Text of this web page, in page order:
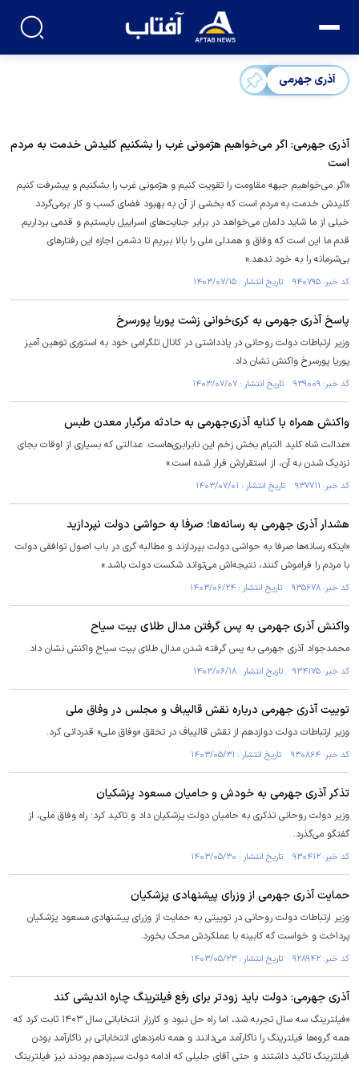
آذری جهرمی
آذری جهرمی: اگر می‌خواهیم هژمونی غرب را بشکنیم کلیدش خدمت به مردم
است
«اگر می‌خواهیم جبهه مقاومت را تقویت کنیم و هژمونی غرب را بشکنیم و پیشرفت کنیم
کلیدش خدمت به مردم است که بخشی از آن به بهبود فضای کسب و کار برمی‌گردد.
خیلی از ما شاید دلمان می‌خواهد در برابر جنایت‌های اسراییل بایستیم و قدمی برداریم.
قدم ما این است که وفاق و همدلی ملی را بالا ببریم تا دشمن اجازه این رفتارهای
بی‌شرمانه را به خود ندهد.»
کد خبر: ۹۴۰۷۹۵ تاریخ انتشار : ۱۴۰۳/۰۷/۱۵
پاسخ آذری جهرمی به کری‌خوانی زشت پوریا پورسرخ
وزیر ارتباطات دولت روحانی در یادداشتی در کانال تلگرامی خود به استوری توهین آمیز
پوریا پورسرخ واکنش نشان داد.
کد خبر: ۹۳۹۰۰۹ تاریخ انتشار : ۱۴۰۳/۰۷/۰۷
واکنش همراه با کنایه آذری‌جهرمی به حادثه مرگبار معدن طبس
«عدالت شاه کلید التیام بخش زخم این نابرابری‌هاست. عدالتی که بسیاری از اوقات بجای
نزدیک شدن به آن، از استقرارش فرار شده است.»
کد خبر: ۹۳۷۷۱۱ تاریخ انتشار : ۱۴۰۳/۰۷/۰۱
هشدار آذری جهرمی به رسانه‌ها؛ صرفا به حواشی دولت نپردازید
«اینکه رسانه‌ها صرفا به حواشی دولت بپردازند و مطالبه گری در باب اصول توافقی دولت
با مردم را فراموش کنند، نتیجه‌اش می‌تواند شکست دولت باشد.»
کد خبر: ۹۳۵۶۷۸ تاریخ انتشار : ۱۴۰۳/۰۶/۲۴
واکنش آذری جهرمی به پس گرفتن مدال طلای بیت سیاح
محمدجواد آذری جهرمی به پس گرفته شدن مدال طلای بیت سیاح واکنش نشان داد.
کد خبر: ۹۳۴۱۷۵ تاریخ انتشار : ۱۴۰۳/۰۶/۱۸
توییت آذری جهرمی درباره نقش قالیباف و مجلس در وفاق ملی
وزیر ارتباطات دولت دوازدهم از نقش قالیباف در تحقق «وفاق ملی» قدردانی کرد.
کد خبر: ۹۳۰۸۶۴ تاریخ انتشار : ۱۴۰۳/۰۵/۳۱
تذکر آذری جهرمی به خودش و حامیان مسعود پزشکیان
وزیر دولت روحانی تذکری به حامیان دولت پزشکیان داد و تاکید کرد: راه وفاق ملی، از
گفتگو می‌گذرد.
کد خبر: ۹۳۰۴۱۲ تاریخ انتشار : ۱۴۰۳/۰۵/۳۰
حمایت آذری جهرمی از وزرای پیشنهادی پزشکیان
وزیر ارتباطات دولت روحانی در توییتی به حمایت از وزرای پیشنهادی مسعود پزشکیان
پرداخت و خواست که کابینه با عملکردش محک بخورد.
کد خبر: ۹۲۸۹۴۲ تاریخ انتشار : ۱۴۰۳/۰۵/۲۳
آذری جهرمی: دولت باید زودتر برای رفع فیلترینگ چاره اندیشی کند
«فیلترینگ سه سال تجربه شد، اما راه حل نبود و کارزار انتخاباتی سال ۱۴۰۳ ثابت کرد که
همه گروه‌ها فیلترینگ را ناکارآمد می‌دانند و همه نامزد‌های انتخاباتی بر ناکارآمد بودن
فیلترینگ تاکید داشتند و حتی آقای جلیلی که ادامه دولت سیزدهم بودند نیز فیلترینگ